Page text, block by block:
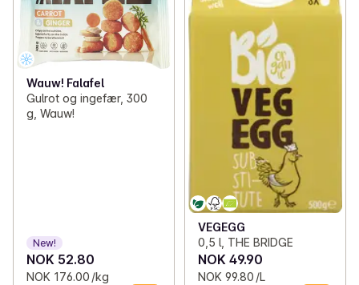
Wauw! Falafel
Gulrot og ingefær, 300
g, Wauw!
New!
NOK 52.80
NOK 176.00 /kg
VEGEGG
0,5 l, THE BRIDGE
NOK 49.90
NOK 99.80 /L